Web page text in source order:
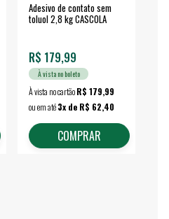
Adesivo de contato sem
toluol 2,8 kg CASCOLA
R$ 179,99
À vista no boleto
À vista no cartãoR$ 179,99
ou em até3x de R$ 62,40
COMPRAR